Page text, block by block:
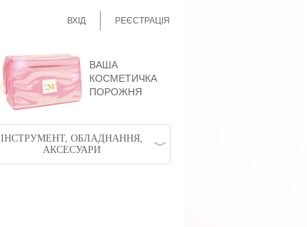
ВХІД РЕЄСТРАЦІЯ
ВАША
КОСМЕТИЧКА
ПОРОЖНЯ
ІНСТРУМЕНТ, ОБЛАДНАННЯ,
АКСЕСУАРИ